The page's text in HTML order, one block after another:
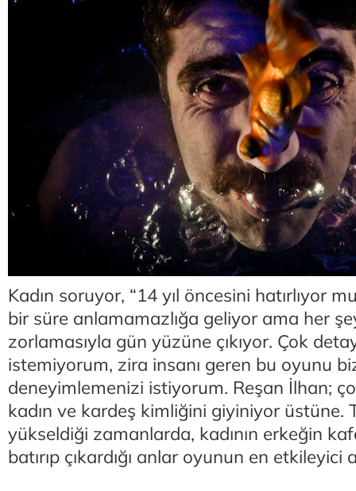
Kadın soruyor, “14 yıl öncesini hatırlıyor
bir süre anlamamazlığa geliyor ama her
zorlamasıyla gün yüzüne çıkıyor. Çok
istemiyorum, zira insanı geren bu oyunu
deneyimlemenizi istiyorum. Reşan İlhan;
kadın ve kardeş kimliğini giyiniyor üstüne.
yükseldiği zamanlarda, kadının erkeğin
batırıp çıkardığı anlar oyunun en etkileyici